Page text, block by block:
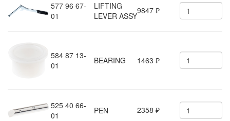
577 96 67-
01
LIFTING
LEVER ASSY
9847 ₽
584 87 13-
01
BEARING 1463 ₽
525 40 66-
01
PEN 2358 ₽